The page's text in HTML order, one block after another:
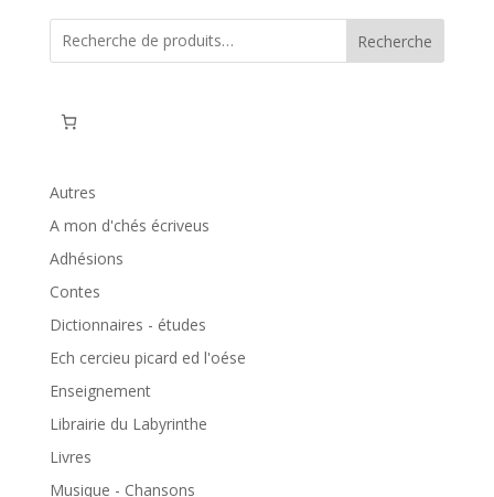
Recherche
Autres
A mon d'chés écriveus
Adhésions
Contes
Dictionnaires - études
Ech cercieu picard ed l'oése
Enseignement
Librairie du Labyrinthe
Livres
Musique - Chansons